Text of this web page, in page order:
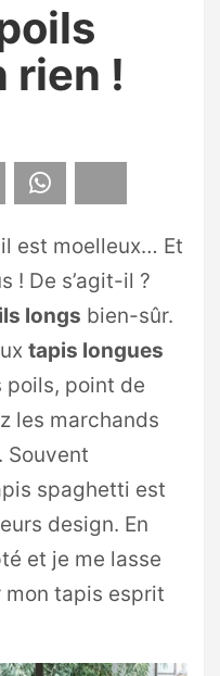
rien !
est moelleux… Et
! De s’agit-il ?
longs bien-sûr.
tapis longues
poils, point de
les marchands
Souvent
spaghetti est
design. En
et je me lasse
mon tapis esprit